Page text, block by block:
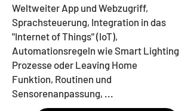
Weltweiter App und Webzugriff,
Sprachsteuerung, Integration in das
"Internet of Things" (IoT),
Automationsregeln wie Smart Lighting
Prozesse oder Leaving Home
Funktion, Routinen und
Sensorenanpassung, ...